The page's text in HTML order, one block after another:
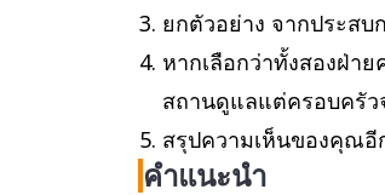
ยกตัวอย่าง จากประส
หากเลือกว่าทั้งสองฝ่า
สถานดูแลแต่ครอบครัว
สรุปความเห็นของคุณอี
คำแนะนำ